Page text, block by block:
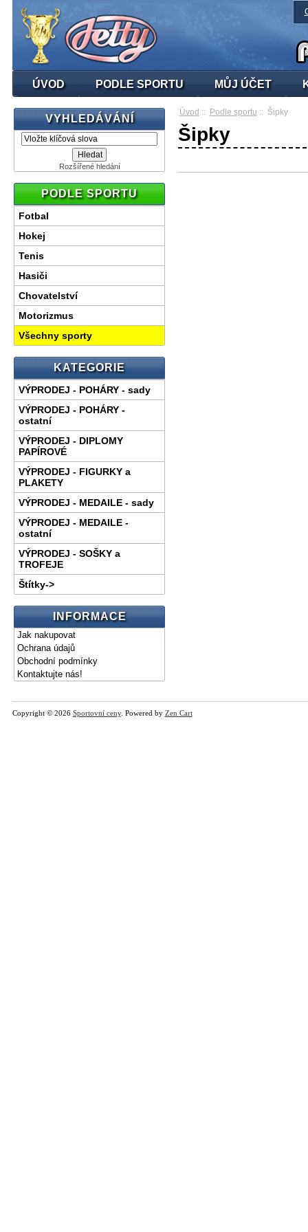
ÚVOD PODLE SPORTU MŮJ ÚČET
VYHLEDÁVÁNÍ
Rozšířené hledání
PODLE SPORTU
Fotbal
Hokej
Tenis
Hasiči
Chovatelství
Motorizmus
Všechny sporty
KATEGORIE
VÝPRODEJ - POHÁRY - sady
VÝPRODEJ - POHÁRY -
ostatní
VÝPRODEJ - DIPLOMY
PAPÍROVÉ
VÝPRODEJ - FIGURKY a
PLAKETY
VÝPRODEJ - MEDAILE - sady
VÝPRODEJ - MEDAILE -
ostatní
VÝPRODEJ - SOŠKY a
TROFEJE
Štítky->
INFORMACE
Jak nakupovat
Ochrana údajů
Obchodní podmínky
Kontaktujte nás!
Úvod :: Podle sportu :: Šipky
Šipky
Copyright © 2026 Sportovní ceny. Powered by Zen Cart